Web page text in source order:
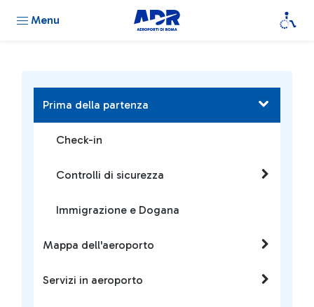
Menu
Prima della partenza
Check-in
Controlli di sicurezza
Immigrazione e Dogana
Mappa dell'aeroporto
Servizi in aeroporto